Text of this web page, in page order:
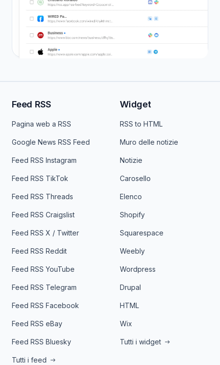
Feed RSS
Pagina web a RSS
Google News RSS Feed
Feed RSS Instagram
Feed RSS TikTok
Feed RSS Threads
Feed RSS Craigslist
Feed RSS X / Twitter
Feed RSS Reddit
Feed RSS YouTube
Feed RSS Telegram
Feed RSS Facebook
Feed RSS eBay
Feed RSS Bluesky
Tutti i feed
Widget
RSS to HTML
Muro delle notizie
Notizie
Carosello
Elenco
Shopify
Squarespace
Weebly
Wordpress
Drupal
HTML
Wix
Tutti i widget